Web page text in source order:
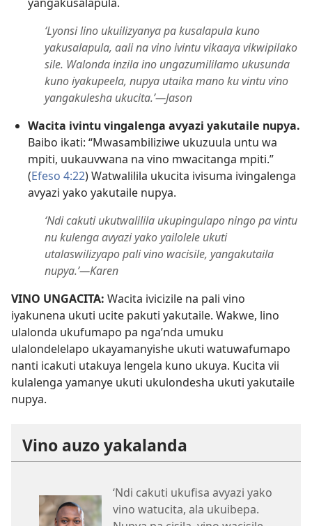
yangakusalapula.
‘Lyonsi lino ukuilizyanya pa kusalapula kuno
yakusalapula, aali na vino ivintu vikaaya vikwipilako
sile. Walonda inzila ino ungazumililamo ukusunda
kuno iyakupeela, nupya utaika mano ku vintu vino
yangakulesha ukucita.’—Jason
Wacita ivintu vingalenga avyazi yakutaile nupya.
Baibo ikati: “Mwasambiliziwe ukuzuula untu wa
mpiti, uukauvwana na vino mwacitanga mpiti.”
(Efeso 4:22) Watwalilila ukucita ivisuma ivingalenga
avyazi yako yakutaile nupya.
‘Ndi cakuti ukutwalilila ukupingulapo ningo pa vintu
nu kulenga avyazi yako yailolele ukuti
utalaswilizyapo pali vino wacisile, yangakutaila
nupya.’—Karen
VINO UNGACITA: Wacita ivicizile na pali vino
iyakunena ukuti ucite pakuti yakutaile. Wakwe, lino
ulalonda ukufumapo pa nga’nda umuku
ulalondelelapo ukayamanyishe ukuti watuwafumapo
nanti icakuti utakuya lengela kuno ukuya. Kucita vii
kulalenga yamanye ukuti ukulondesha ukuti yakutaile
nupya.
Vino auzo yakalanda
‘Ndi cakuti ukufisa avyazi yako
vino watucita, ala ukuibepa.